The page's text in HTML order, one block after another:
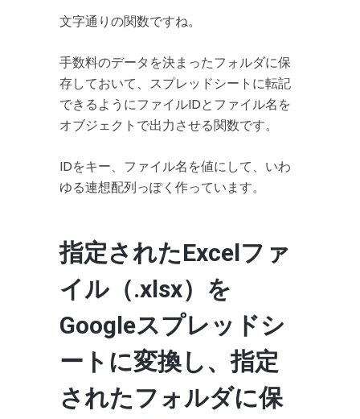
文字通りの関数ですね。
手数料のデータを決まったフォルダに保
存しておいて、スプレッドシートに転記
できるようにファイルIDとファイル名を
オブジェクトで出力させる関数です。
IDをキー、ファイル名を値にして、いわ
ゆる連想配列っぽく作っています。
指定されたExcelファ
イル（.xlsx）を
Googleスプレッドシ
ートに変換し、指定
されたフォルダに保